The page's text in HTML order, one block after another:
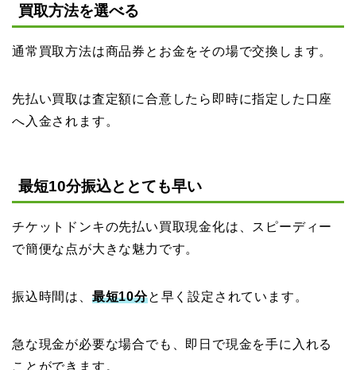
買取方法を選べる
通常買取方法は商品券とお金をその場で交換します。
先払い買取は査定額に合意したら即時に指定した口座
へ入金されます。
最短10分振込ととても早い
チケットドンキの先払い買取現金化は、スピーディー
で簡便な点が大きな魅力です。
振込時間は、 最短10分と早く設定されています。
急な現金が必要な場合でも、即日で現金を手に入れる
ことができます。